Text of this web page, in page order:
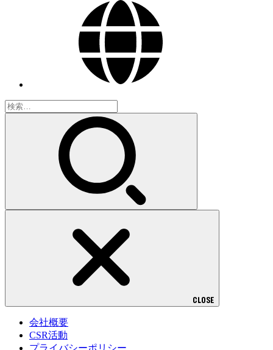
検
索:
CLOSE
会社概要
CSR活動
プライバシーポリシー